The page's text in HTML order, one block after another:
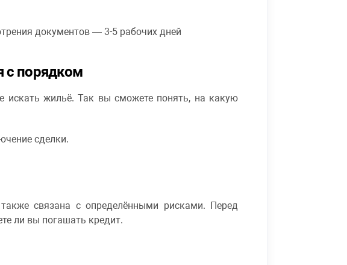
документов — 3-5 рабочих дней
с порядком
искать жильё. Так вы сможете понять, на какую
сделки.
связана с определёнными рисками. Перед
ли вы погашать кредит.